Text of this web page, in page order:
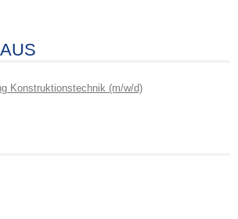
Konstruktionstechnik (m/w/d)